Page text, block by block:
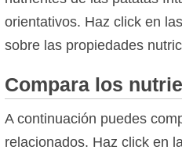
orientativos. Haz click en
sobre las propiedades
Compara los
A continuación puedes
relacionados. Haz click en